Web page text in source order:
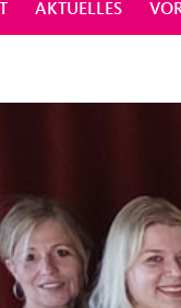
AKTUELLES